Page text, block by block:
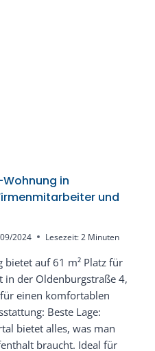
in
und
2024 Lesezeit:2 Minuten
bietet auf 61 m² Platz für
in der Oldenburgstraße 4,
einen komfortablen
Beste Lage:
bietet alles, was man
braucht. Ideal für